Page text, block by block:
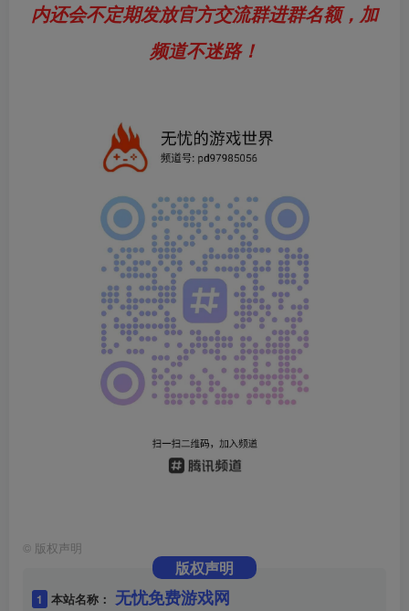
内还会不定期发放官方交流群进群名额，加
频道不迷路！
© 版权声明
版权声明
1 本站名称： 无忧免费游戏网